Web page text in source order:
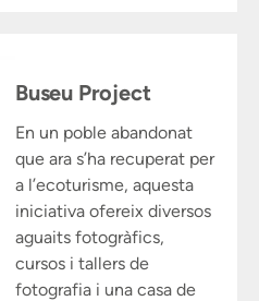
Buseu Project
En un poble abandonat
que ara s’ha recuperat per
a l’ecoturisme, aquesta
iniciativa ofereix diversos
aguaits fotogràfics,
cursos i tallers de
fotografia i una casa de